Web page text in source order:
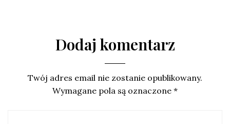
Dodaj komentarz
Twój adres email nie zostanie opublikowany.
Wymagane pola są oznaczone *